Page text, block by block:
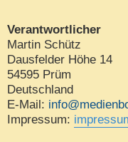
Verantwortlicher
Martin Schütz
Dausfelder Höhe 14
54595 Prüm
Deutschland
E-Mail:
Impressum: